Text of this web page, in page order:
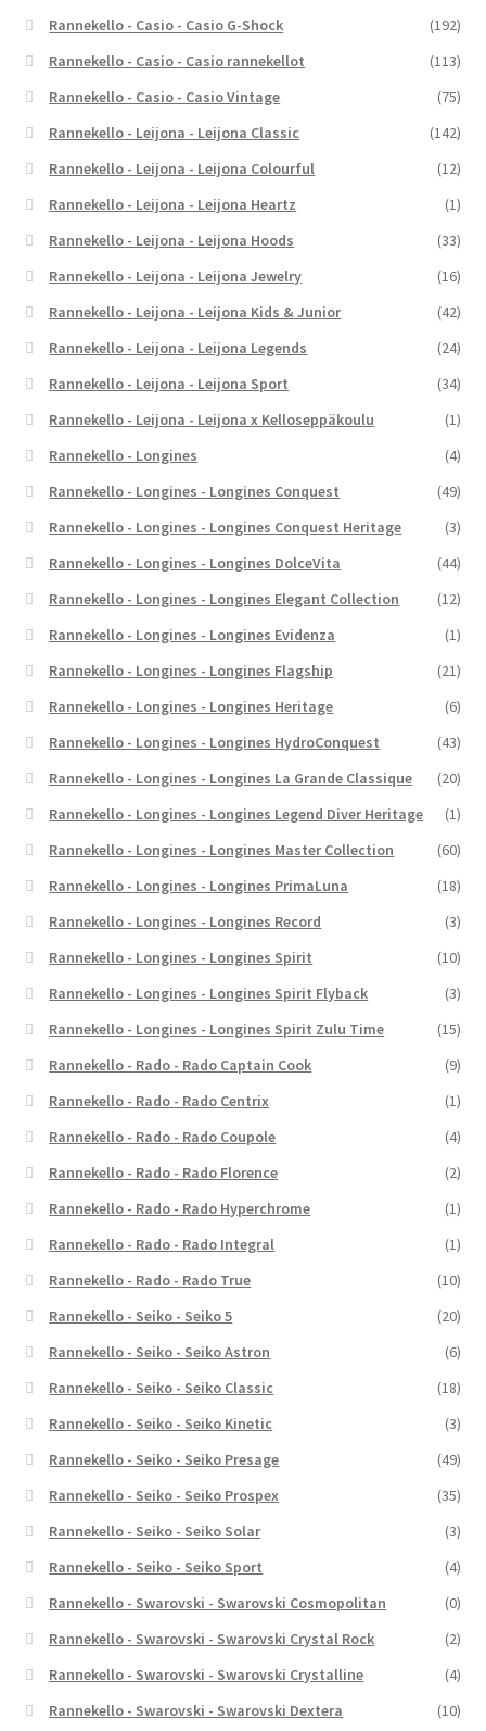
Rannekello - Casio - Casio G-Shock
(192)
Rannekello - Casio - Casio rannekellot
(113)
Rannekello - Casio - Casio Vintage
(75)
Rannekello - Leijona - Leijona Classic
(142)
Rannekello - Leijona - Leijona Colourful
(12)
Rannekello - Leijona - Leijona Heartz
(1)
Rannekello - Leijona - Leijona Hoods
(33)
Rannekello - Leijona - Leijona Jewelry
(16)
Rannekello - Leijona - Leijona Kids & Junior
(42)
Rannekello - Leijona - Leijona Legends
(24)
Rannekello - Leijona - Leijona Sport
(34)
Rannekello - Leijona - Leijona x Kelloseppäkoulu
(1)
Rannekello - Longines
(4)
Rannekello - Longines - Longines Conquest
(49)
Rannekello - Longines - Longines Conquest Heritage
(3)
Rannekello - Longines - Longines DolceVita
(44)
Rannekello - Longines - Longines Elegant Collection
(12)
Rannekello - Longines - Longines Evidenza
(1)
Rannekello - Longines - Longines Flagship
(21)
Rannekello - Longines - Longines Heritage
(6)
Rannekello - Longines - Longines HydroConquest
(43)
Rannekello - Longines - Longines La Grande Classique
(20)
Rannekello - Longines - Longines Legend Diver Heritage
(1)
Rannekello - Longines - Longines Master Collection
(60)
Rannekello - Longines - Longines PrimaLuna
(18)
Rannekello - Longines - Longines Record
(3)
Rannekello - Longines - Longines Spirit
(10)
Rannekello - Longines - Longines Spirit Flyback
(3)
Rannekello - Longines - Longines Spirit Zulu Time
(15)
Rannekello - Rado - Rado Captain Cook
(9)
Rannekello - Rado - Rado Centrix
(1)
Rannekello - Rado - Rado Coupole
(4)
Rannekello - Rado - Rado Florence
(2)
Rannekello - Rado - Rado Hyperchrome
(1)
Rannekello - Rado - Rado Integral
(1)
Rannekello - Rado - Rado True
(10)
Rannekello - Seiko - Seiko 5
(20)
Rannekello - Seiko - Seiko Astron
(6)
Rannekello - Seiko - Seiko Classic
(18)
Rannekello - Seiko - Seiko Kinetic
(3)
Rannekello - Seiko - Seiko Presage
(49)
Rannekello - Seiko - Seiko Prospex
(35)
Rannekello - Seiko - Seiko Solar
(3)
Rannekello - Seiko - Seiko Sport
(4)
Rannekello - Swarovski - Swarovski Cosmopolitan
(0)
Rannekello - Swarovski - Swarovski Crystal Rock
(2)
Rannekello - Swarovski - Swarovski Crystalline
(4)
Rannekello - Swarovski - Swarovski Dextera
(10)